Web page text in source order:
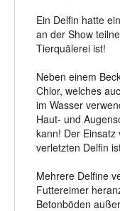
Ein Delfin hatte
an der Show
Tierquälerei ist!
Neben einem
Chlor, welches
im Wasser
Haut- und
kann! Der Einsatz
verletzten Delfin
Mehrere Delfine
Futtereimer
Betonböden